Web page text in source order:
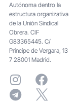
Autónoma dentro la
estructura organizativa
de la Unión Sindical
Obrera. CIF
G83365445. C/
Principe de Vergara, 13
7 28001 Madrid.